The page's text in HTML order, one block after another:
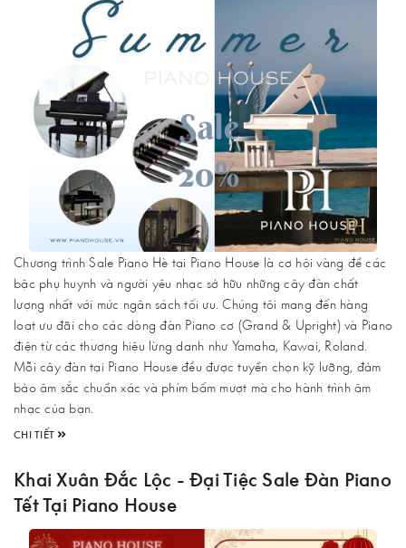
Chương trình Sale Piano Hè tại Piano House là cơ hội vàng để các
bậc phụ huynh và người yêu nhạc sở hữu những cây đàn chất
lượng nhất với mức ngân sách tối ưu. Chúng tôi mang đến hàng
loạt ưu đãi cho các dòng đàn Piano cơ (Grand & Upright) và Piano
điện từ các thương hiệu lừng danh như Yamaha, Kawai, Roland.
Mỗi cây đàn tại Piano House đều được tuyển chọn kỹ lưỡng, đảm
bảo âm sắc chuẩn xác và phím bấm mượt mà cho hành trình âm
nhạc của bạn.
CHI TIẾT
Khai Xuân Đắc Lộc - Đại Tiệc Sale Đàn Piano
Tết Tại Piano House